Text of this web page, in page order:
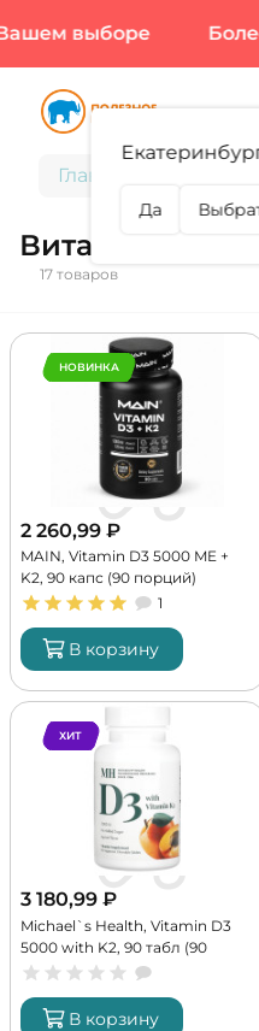
выборе Более
Главная
Витамин Д3+К2
17 товаров
НОВИНКА
2 260,99 ₽
MAIN, Vitamin D3 5000 ME +
K2, 90 капс (90 порций)
1
В корзину
ХИТ
3 180,99 ₽
Michael`s Health, Vitamin D3
5000 with K2, 90 табл (90
порций)
В корзину
Да